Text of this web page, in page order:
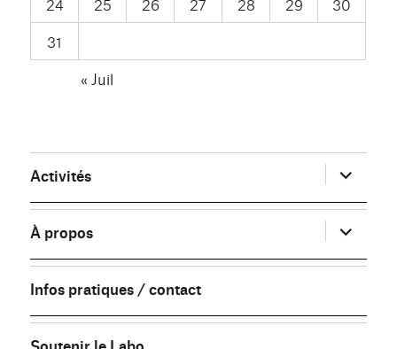
24
25 26 27 28 29
30
31
« Juil
Activités ouvrir
le
sous-
menu
À propos
ouvrir
le
sous-
menu
Infos pratiques / contact
Soutenir le Labo